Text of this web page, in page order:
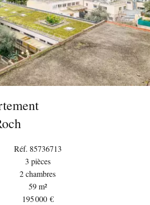
Réf. 85736713
3 pièces
2 chambres
59 m²
195 000 €